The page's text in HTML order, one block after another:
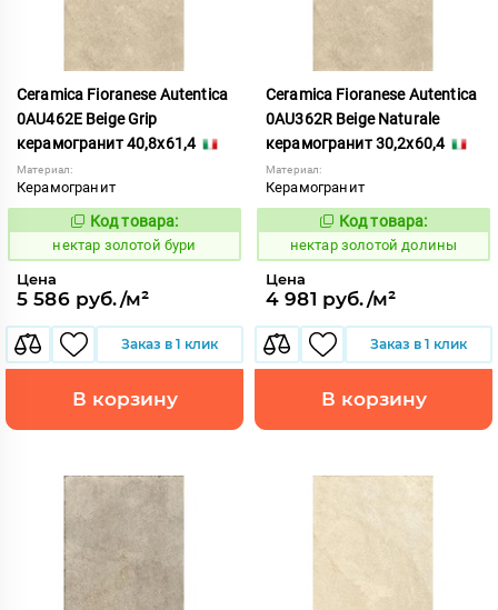
Ceramica Fioranese Autentica
0AU462E Beige Grip
керамогранит 40,8x61,4
Материал:
Керамогранит
1129130
Код товара:
нектар золотой бури
Цена
5 586 руб./м²
Заказ в 1 клик
В корзину
Ceramica Fioranese Autentica
0AU362R Beige Naturale
керамогранит 30,2x60,4
Материал:
Керамогранит
1129146
Код товара:
нектар золотой долины
Цена
4 981 руб./м²
Заказ в 1 клик
В корзину